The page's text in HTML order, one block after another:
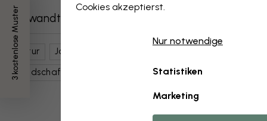
Verwandte Kategorien
Natur Jahreszeiten
Landschaften
Polarlandschaften Wasser
3 kostenlose Muster
Cookies akzeptierst.
Nur notwendige
Statistiken
Marketing